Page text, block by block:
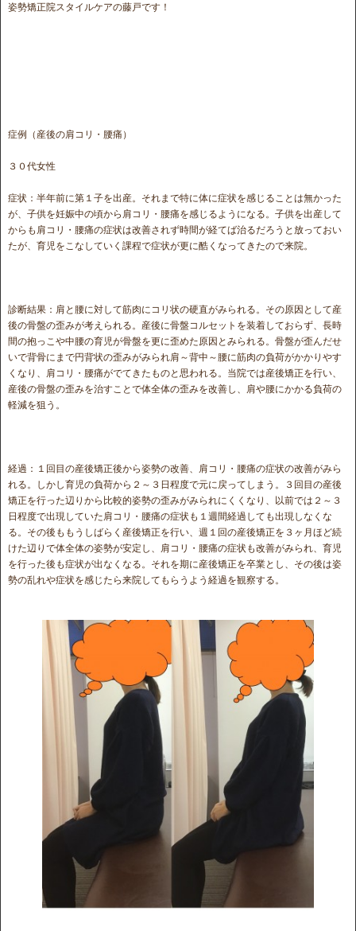
姿勢矯正院スタイルケアの藤戸です！
症例（産後の肩コリ・腰痛）
３０代女性
症状：半年前に第１子を出産。それまで特に体に症状を感じることは無かった
が、子供を妊娠中の頃から肩コリ・腰痛を感じるようになる。子供を出産して
からも肩コリ・腰痛の症状は改善されず時間が経てば治るだろうと放っておい
たが、育児をこなしていく課程で症状が更に酷くなってきたので来院。
診断結果：肩と腰に対して筋肉にコリ状の硬直がみられる。その原因として産
後の骨盤の歪みが考えられる。産後に骨盤コルセットを装着しておらず、長時
間の抱っこや中腰の育児が骨盤を更に歪めた原因とみられる。骨盤が歪んだせ
いで背骨にまで円背状の歪みがみられ肩～背中～腰に筋肉の負荷がかかりやす
くなり、肩コリ・腰痛がでてきたものと思われる。当院では産後矯正を行い、
産後の骨盤の歪みを治すことで体全体の歪みを改善し、肩や腰にかかる負荷の
軽減を狙う。
経過：１回目の産後矯正後から姿勢の改善、肩コリ・腰痛の症状の改善がみら
れる。しかし育児の負荷から２～３日程度で元に戻ってしまう。３回目の産後
矯正を行った辺りから比較的姿勢の歪みがみられにくくなり、以前では２～３
日程度で出現していた肩コリ・腰痛の症状も１週間経過しても出現しなくな
る。その後ももうしばらく産後矯正を行い、週１回の産後矯正を３ヶ月ほど続
けた辺りで体全体の姿勢が安定し、肩コリ・腰痛の症状も改善がみられ、育児
を行った後も症状が出なくなる。それを期に産後矯正を卒業とし、その後は姿
勢の乱れや症状を感じたら来院してもらうよう経過を観察する。